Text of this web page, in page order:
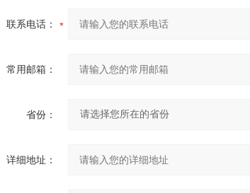
联系电话：
常用邮箱：
省份：
详细地址：